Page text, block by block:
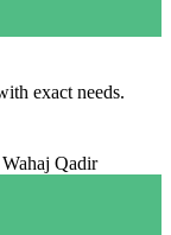
exact needs.
Qadir